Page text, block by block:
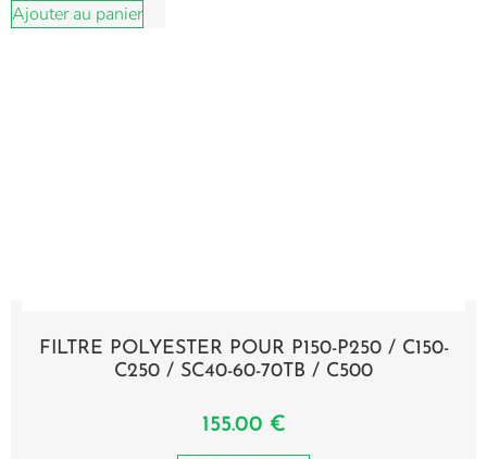
Ajouter au panier
FILTRE POLYESTER POUR P150-P250 / C150-
C250 / SC40-60-70TB / C500
155.00 €